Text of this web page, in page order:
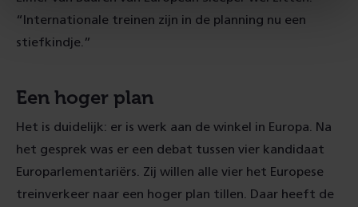
“Internationale treinen zijn in de planning nu een
stiefkindje.”
Een hoger plan
Het is duidelijk: er is werk aan de winkel in Europa. Na
het gesprek was er een debat tussen vier kandidaat
Europarlementariërs. Zij willen alle vier het Europese
treinverkeer naar een hoger plan tillen. Daar heeft de